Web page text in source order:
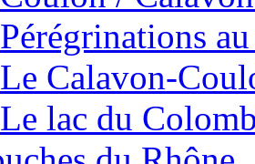
Pérégrinations
Le Calavon-
Le lac du